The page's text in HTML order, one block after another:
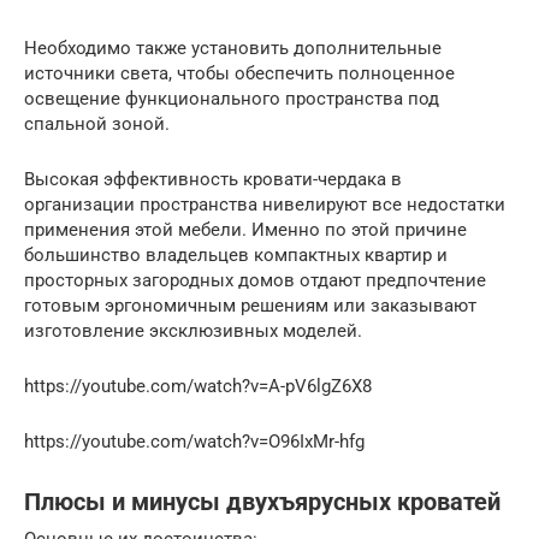
Необходимо также установить дополнительные
источники света, чтобы обеспечить полноценное
освещение функционального пространства под
спальной зоной.
Высокая эффективность кровати-чердака в
организации пространства нивелируют все недостатки
применения этой мебели. Именно по этой причине
большинство владельцев компактных квартир и
просторных загородных домов отдают предпочтение
готовым эргономичным решениям или заказывают
изготовление эксклюзивных моделей.
https://youtube.com/watch?v=A-pV6lgZ6X8
https://youtube.com/watch?v=O96IxMr-hfg
Плюсы и минусы двухъярусных кроватей